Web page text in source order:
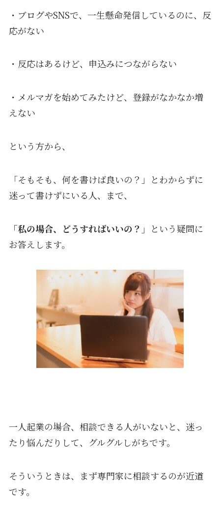
・ブログやSNSで、一生懸命発信しているのに、反
応がない
・反応はあるけど、申込みにつながらない
・メルマガを始めてみたけど、登録がなかなか増
えない
という方から、
「そもそも、何を書けば良いの？」とわからずに
迷って書けずにいる人、まで、
「私の場合、どうすればいいの？」
という疑問に
お答えします。
一人起業の場合、相談できる人がいないと、迷っ
たり悩んだりして、グルグルしがちです。
そういうときは、まず専門家に相談するのが近道
です。